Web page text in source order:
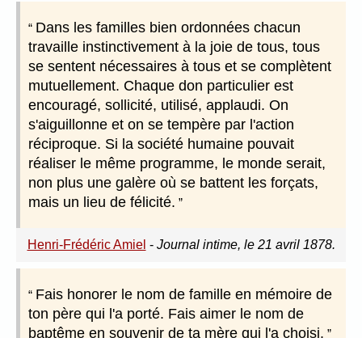
Dans les familles bien ordonnées chacun
travaille instinctivement à la joie de tous, tous
se sentent nécessaires à tous et se complètent
mutuellement. Chaque don particulier est
encouragé, sollicité, utilisé, applaudi. On
s'aiguillonne et on se tempère par l'action
réciproque. Si la société humaine pouvait
réaliser le même programme, le monde serait,
non plus une galère où se battent les forçats,
mais un lieu de félicité.
Henri-Frédéric Amiel - Journal intime, le 21 avril 1878.
Fais honorer le nom de famille en mémoire de
ton père qui l'a porté. Fais aimer le nom de
baptême en souvenir de ta mère qui l'a choisi.